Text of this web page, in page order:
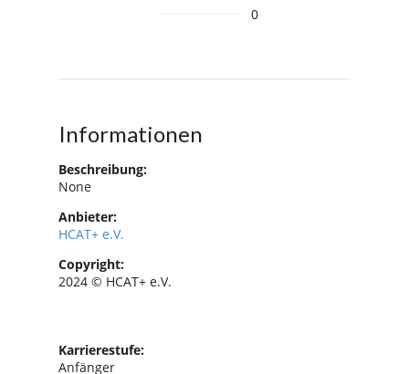
0
Informationen
Beschreibung:
None
Anbieter:
HCAT+ e.V.
Copyright:
2024 © HCAT+ e.V.
Karrierestufe:
Anfänger